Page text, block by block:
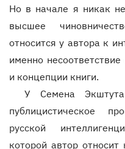
Но в начале я никак
высшее
относится у автора к
именно
и концепции книги.
У Семена Экштута
публицистическое
русской
которой автор